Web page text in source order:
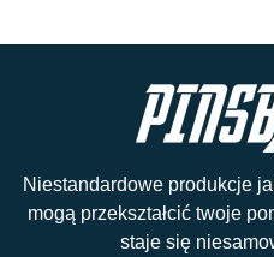
Niestandardowe produkcje
mogą przekształcić twoje
staje się